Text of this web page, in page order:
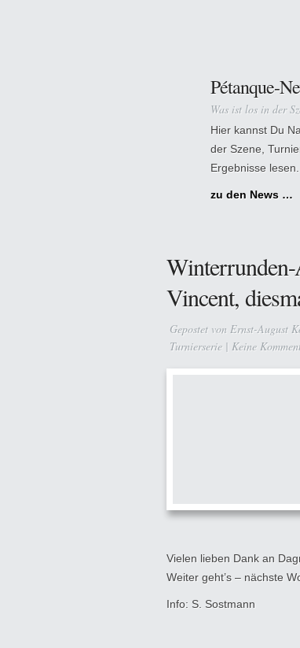
Pétanque-
Was ist los in der
Hier kannst Du
der Szene,
Ergebnisse lesen.
zu den News …
Vincent,
Gepostet von Ernst-August
Turnierserie | Keine
Vielen lieben Dank an
Weiter geht’s – nächste
Info: S. Sostmann